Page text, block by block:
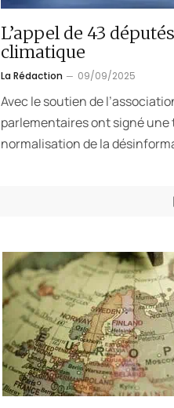
L’appel de 43
climatique
La Rédaction 09/09/2025
Avec le soutien de
parlementaires ont signé une
normalisation de la